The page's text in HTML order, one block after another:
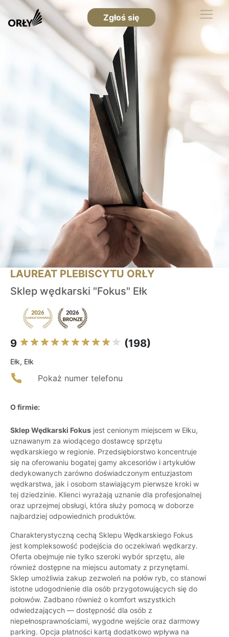
Zgłoś się
LAUREAT PLEBISCYTU ORŁY
Sklep wędkarski "Fokus" Ełk
9 (198)
Ełk, Ełk
Pokaż numer telefonu
O firmie:
Sklep Wędkarski Fokus jest cenionym miejscem w Ełku,
uznawanym za wiodącego dostawcę sprzętu
wędkarskiego w regionie. Przedsiębiorstwo koncentruje
się na oferowaniu bogatej gamy akcesoriów i artykułów
dedykowanych zarówno doświadczonym entuzjastom
wędkarstwa, jak i osobom stawiającym pierwsze kroki w
tej dziedzinie. Klienci wyrażają uznanie dla profesjonalnej
oraz uprzejmej obsługi, która służy pomocą w doborze
najbardziej odpowiednich produktów.
Charakterystyczną cechą Sklepu Wędkarskiego Fokus
jest kompleksowość podejścia do oczekiwań wędkarzy.
Oferta obejmuje nie tylko szeroki wybór sprzętu, ale
również dostępne na miejscu automaty z przynętami.
Sklep umożliwia zakup zezwoleń na połów ryb, co stanowi
istotne udogodnienie dla osób przygotowujących się do
połowów. Zadbano również o komfort wszystkich
odwiedzających — dostępność dla osób z
niepełnosprawnościami, wygodne wejście oraz darmowy
parking. Opcja płatności kartą dodatkowo wpływa na